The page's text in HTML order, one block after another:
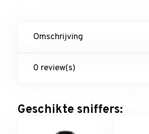
Omschrijving
0 review(s)
Geschikte sniffers: